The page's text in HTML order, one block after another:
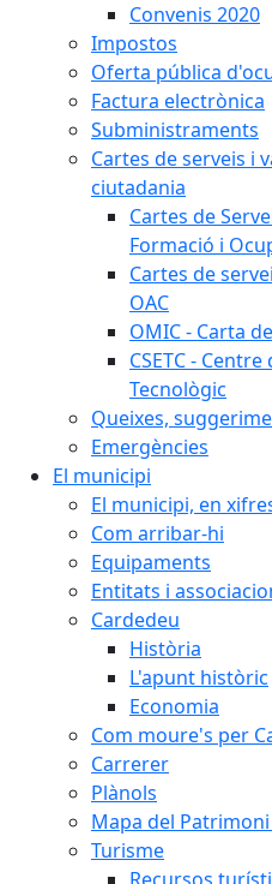
Convenis 2020
Impostos
Oferta pública
Factura electrònica
Subministraments
Cartes de serveis i
ciutadania
Cartes de
Formació i
Cartes de
OAC
OMIC - Carta
CSETC -
Tecnològic
Queixes,
Emergències
El municipi
El municipi, en
Com arribar-hi
Equipaments
Entitats i
Cardedeu
Història
L'apunt històric
Economia
Com moure's per
Carrerer
Plànols
Mapa del
Turisme